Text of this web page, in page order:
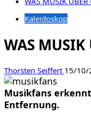
Kaleidoskop
WAS MUSIK
Thorsten Seiffert 15/10/
Musikfans
Entfernung.